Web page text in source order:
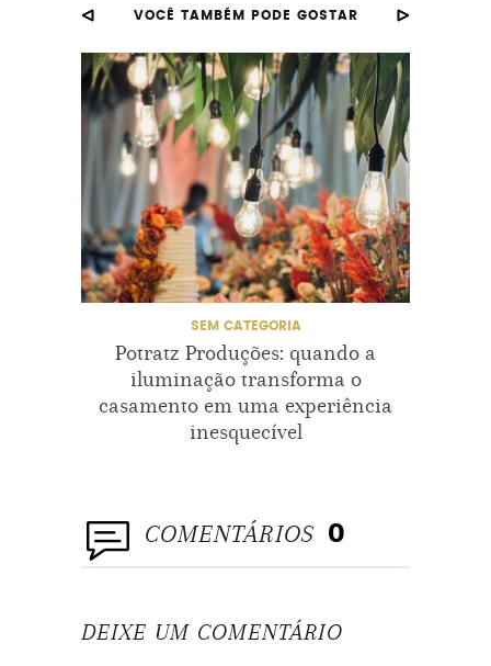
VOCÊ TAMBÉM PODE GOSTAR
SEM CATEGORIA
Potratz Produções: quando a
iluminação transforma o
casamento em uma experiência
inesquecível
COMENTÁRIOS 0
DEIXE UM COMENTÁRIO